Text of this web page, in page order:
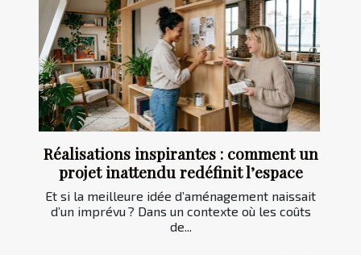
Réalisations inspirantes : comment un
projet inattendu redéfinit l’espace
Et si la meilleure idée d’aménagement naissait
d’un imprévu ? Dans un contexte où les coûts
de...